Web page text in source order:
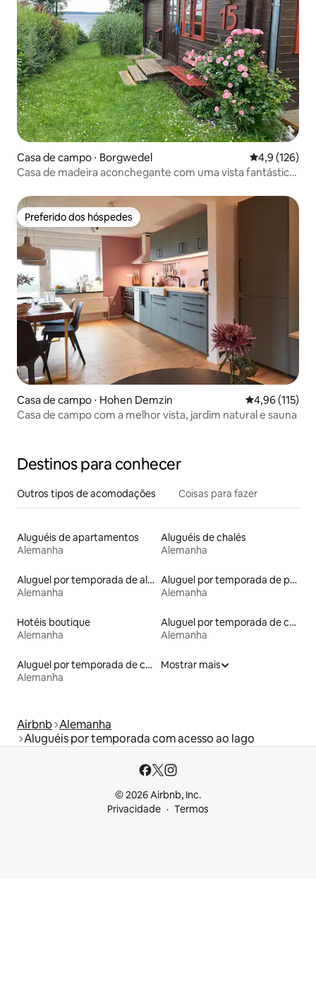
Casa de campo ⋅ Borgwedel 4,9 de uma
4,9 (126)
Casa de madeira aconchegante com uma vista fantástica
Preferido dos hóspedes
Preferido dos hóspedes
Casa de campo ⋅ Hohen Demzin 4,96 de uma
4,96 (115)
Casa de campo com a melhor vista, jardim natural e sauna
Destinos para conhecer
Outros tipos de acomodações Coisas para fazer
Aluguéis de apartamentos
Alemanha
Aluguéis de chalés
Alemanha
Aluguel por temporada de alojamentos ecológicos
Alemanha
Aluguel por temporada de pensões coreanas
Alemanha
Hotéis boutique
Alemanha
Aluguel por temporada de cabanas de pastor
Alemanha
Aluguel por temporada de contêineres
Alemanha
Mostrar mais
Airbnb Alemanha
Aluguéis por temporada com acesso ao lago
© 2026 Airbnb, Inc.
Privacidade
Termos